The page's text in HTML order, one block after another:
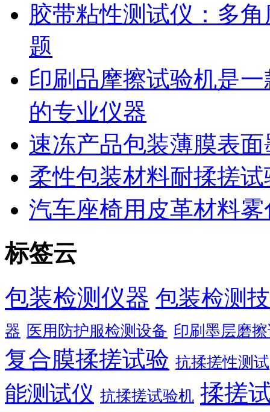
胶带粘性测试仪：多
题
印刷品摩擦试验机是
的专业仪器
速冻产品包装薄膜表
柔性包装材料耐揉搓
汽车座椅用皮革材料
标签云
包装检测仪器 包装检测
器 医用防护服检测设备 印刷墨层磨
复合膜揉搓试验 抗揉搓性测试
能测试仪 抗揉搓试验机 揉搓